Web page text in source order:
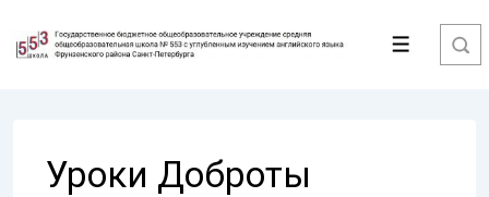
Перейти
Меню
Уроки Доброты